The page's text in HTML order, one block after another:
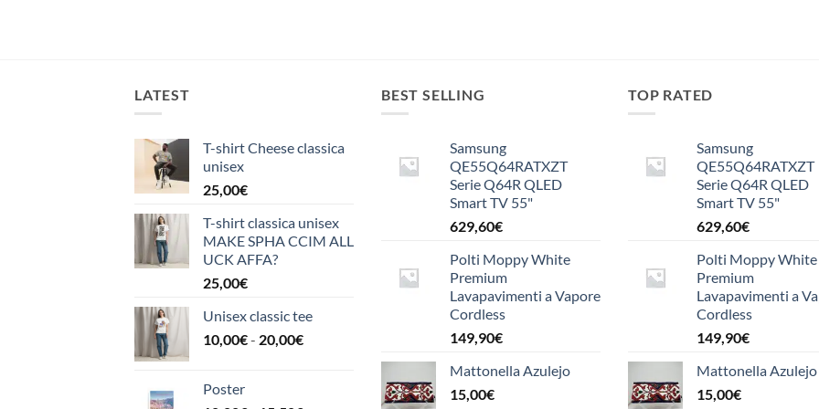
LATEST
T-shirt Cheese classica
unisex
25,00€
T-shirt classica unisex
MAKE SPHA CCIM ALL
UCK AFFA?
25,00€
Unisex classic tee
10,00€- 20,00€Fascia
Poster
BEST SELLING
Samsung
QE55Q64RATXZT
Serie Q64R QLED
Smart TV 55"
629,60€
Polti Moppy White
Premium
Lavapavimenti a Vapore
Cordless
149,90€
Mattonella Azulejo
15,00€
TOP RATED
Samsung
QE55Q64RATXZT
Serie Q64R QLED
Smart TV 55"
629,60€
Polti Moppy White
Premium
Lavapavimenti a
Cordless
149,90€
Mattonella Azulejo
15,00€